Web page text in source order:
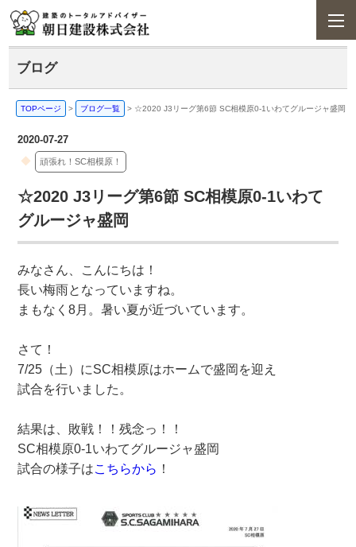
ブログ
TOPページ > ブログ一覧 > ☆2020 J3リーグ第6節 SC相模原0-1いわてグルージャ盛岡
2020-07-27
頑張れ！SC相模原！
☆2020 J3リーグ第6節 SC相模原0-1いわて
グルージャ盛岡
みなさん、こんにちは！
長い梅雨となっていますね。
まもなく8月。暑い夏が近づいています。
さて！
7/25（土）にSC相模原はホームで盛岡を迎え
試合を行いました。
結果は、敗戦！！残念っ！！
SC相模原0-1いわてグルージャ盛岡
試合の様子はこちらから ！